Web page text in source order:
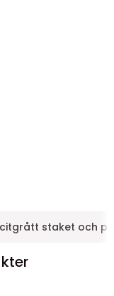
staket och